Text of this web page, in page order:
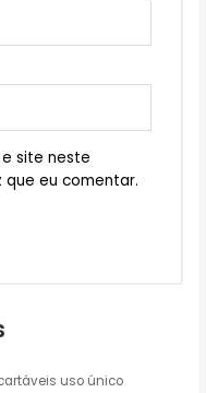
site neste
eu comentar.
uso único